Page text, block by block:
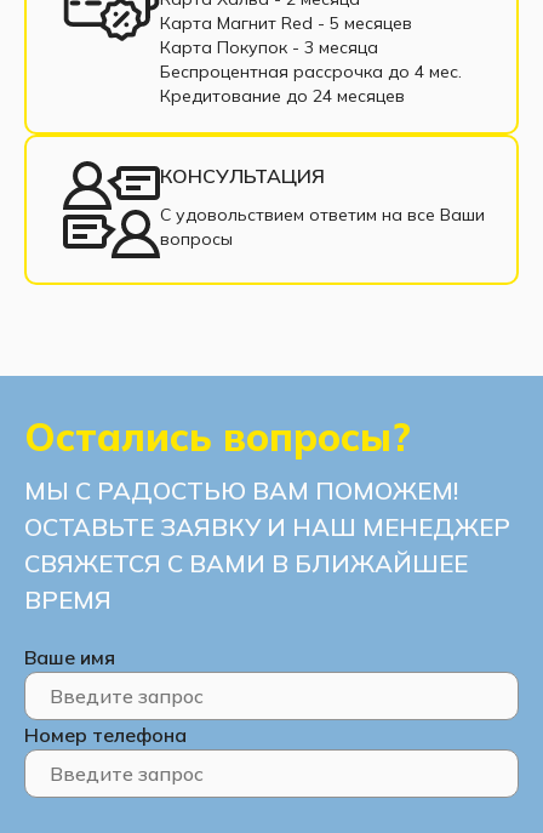
Карта Магнит Red - 5 месяцев
Карта Покупок - 3 месяца
Беспроцентная рассрочка до 4 мес.
Кредитование до 24 месяцев
КОНСУЛЬТАЦИЯ
С удовольствием ответим на все Ваши
вопросы
Остались вопросы?
МЫ С РАДОСТЬЮ ВАМ ПОМОЖЕМ!
ОСТАВЬТЕ ЗАЯВКУ И НАШ МЕНЕДЖЕР
СВЯЖЕТСЯ С ВАМИ В БЛИЖАЙШЕЕ
ВРЕМЯ
Ваше имя
Номер телефона